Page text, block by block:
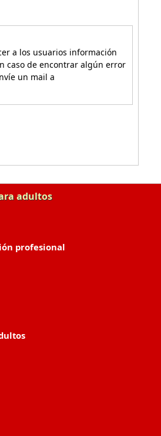
a los usuarios información
caso de encontrar algún error
un mail a
adultos
profesional